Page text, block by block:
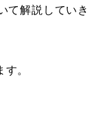
て解説していき
。